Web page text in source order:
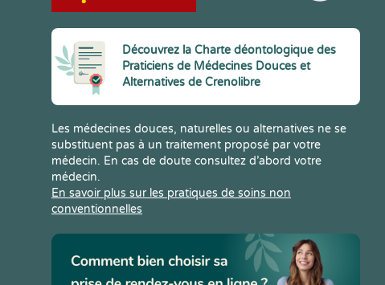
Découvrez la Charte déontologique des
Praticiens de Médecines Douces et
Alternatives de Crenolibre
Les médecines douces, naturelles ou alternatives ne se
substituent pas à un traitement proposé par votre
médecin. En cas de doute consultez d’abord votre
médecin.
En savoir plus sur les pratiques de soins non
conventionnelles